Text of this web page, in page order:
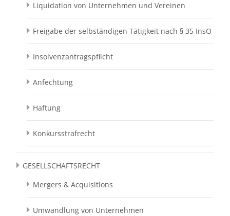
Liquidation von Unternehmen und Vereinen
Freigabe der selbständigen Tätigkeit nach § 35 InsO
Insolvenzantragspflicht
Anfechtung
Haftung
Konkursstrafrecht
GESELLSCHAFTSRECHT
Mergers & Acquisitions
Umwandlung von Unternehmen